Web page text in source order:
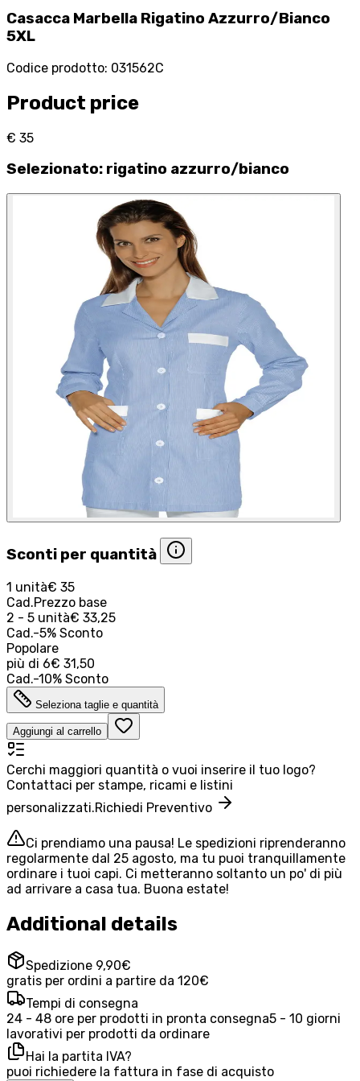
Casacca Marbella Rigatino Azzurro/Bianco
5XL
Codice prodotto: 031562C
Product price
€ 35
Selezionato: rigatino azzurro/bianco
Sconti per quantità
1 unità€ 35
Cad.Prezzo base
2 - 5 unità€ 33,25
Cad.-5% Sconto
Popolare
più di 6€ 31,50
Cad.-10% Sconto
Seleziona taglie e quantità
Aggiungi al carrello
Cerchi maggiori quantità o vuoi inserire il tuo logo?
Contattaci per stampe, ricami e listini
personalizzati.Richiedi Preventivo
Ci prendiamo una pausa! Le spedizioni riprenderanno
regolarmente dal 25 agosto, ma tu puoi tranquillamente
ordinare i tuoi capi. Ci metteranno soltanto un po' di più
ad arrivare a casa tua. Buona estate!
Additional details
Spedizione 9,90€
gratis per ordini a partire da 120€
Tempi di consegna
24 - 48 ore per prodotti in pronta consegna5 - 10 giorni
lavorativi per prodotti da ordinare
Hai la partita IVA?
puoi richiedere la fattura in fase di acquisto